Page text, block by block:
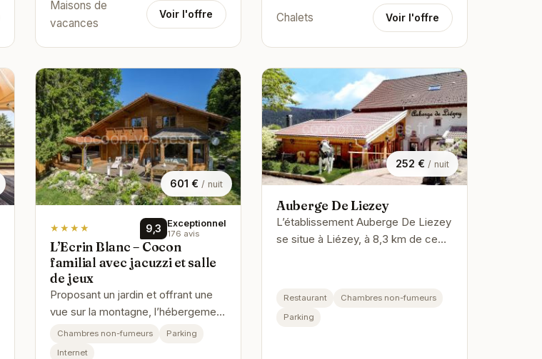
Maisons de
vacances
Voir l'offre Chalets Voir l'offre
601 € / nuit
★★★★ 9,3 Exceptionnel
176 avis
L’Ecrin Blanc – Cocon
familial avec jacuzzi et salle
de jeux
Proposant un jardin et offrant une
vue sur la montagne, l’hébergement
L’Ecrin Blanc – Cocon familial avec
Chambres non-fumeurs
Parking
Internet
252 € / nuit
Auberge De Liezey
L’établissement Auberge De Liezey
se situe à Liézey, à 8,3 km de ce
Restaurant
Chambres non-fumeurs
Parking